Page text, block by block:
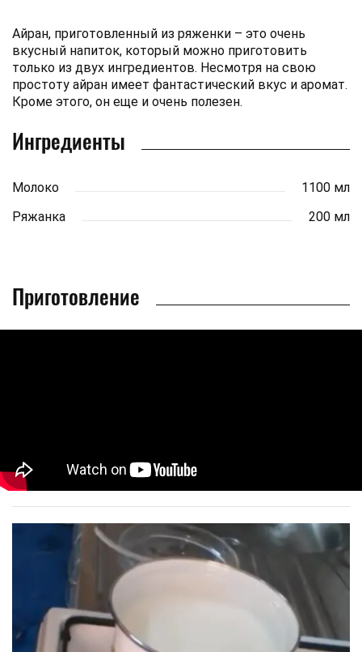
Айран, приготовленный из ряженки – это очень
вкусный напиток, который можно приготовить
только из двух ингредиентов. Несмотря на свою
простоту айран имеет фантастический вкус и аромат.
Кроме этого, он еще и очень полезен.
Ингредиенты
Молоко
1100 мл
Ряжанка
200 мл
Приготовление